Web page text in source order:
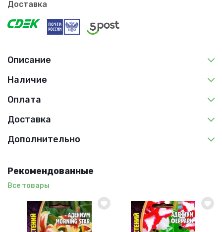
Доставка
Описание
Наличие
Оплата
Доставка
Дополнительно
Рекомендованные
Все товары